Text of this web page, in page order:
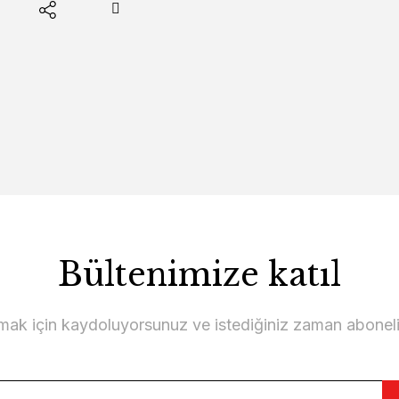
Bültenimize katıl
için kaydoluyorsunuz ve istediğiniz zaman